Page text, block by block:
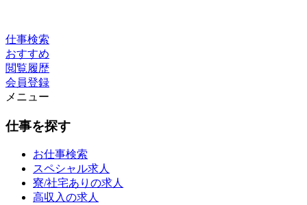
仕事検索
おすすめ
閲覧履歴
会員登録
メニュー
仕事を探す
お仕事検索
スペシャル求人
寮/社宅ありの求人
高収入の求人